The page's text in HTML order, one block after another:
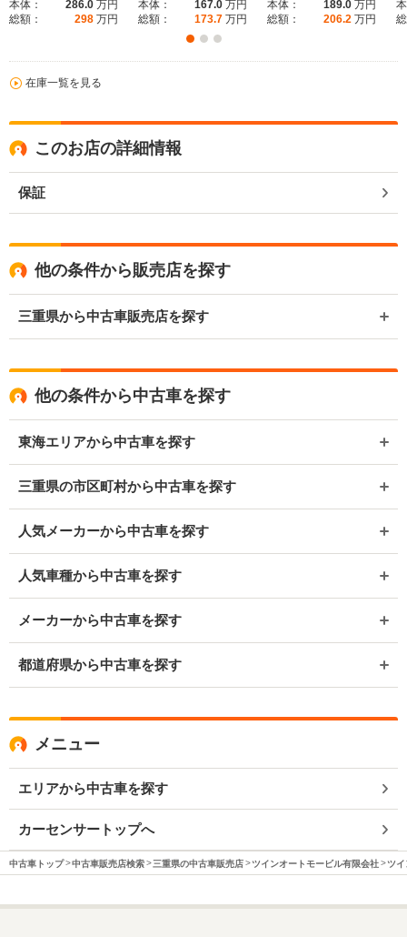
本体： 286.0 万円
総額：
298 万円
本体： 167.0 万円
総額：
173.7 万円
本体： 189.0 万円
総額：
206.2 万円
在庫一覧を見る
このお店の詳細情報
保証
他の条件から販売店を探す
三重県から中古車販売店を探す
他の条件から中古車を探す
東海エリアから中古車を探す
三重県の市区町村から中古車を探す
人気メーカーから中古車を探す
人気車種から中古車を探す
メーカーから中古車を探す
都道府県から中古車を探す
メニュー
エリアから中古車を探す
カーセンサートップへ
中古車トップ 中古車販売店検索 三重県の中古車販売店 ツインオートモービル有限会社 ツイ